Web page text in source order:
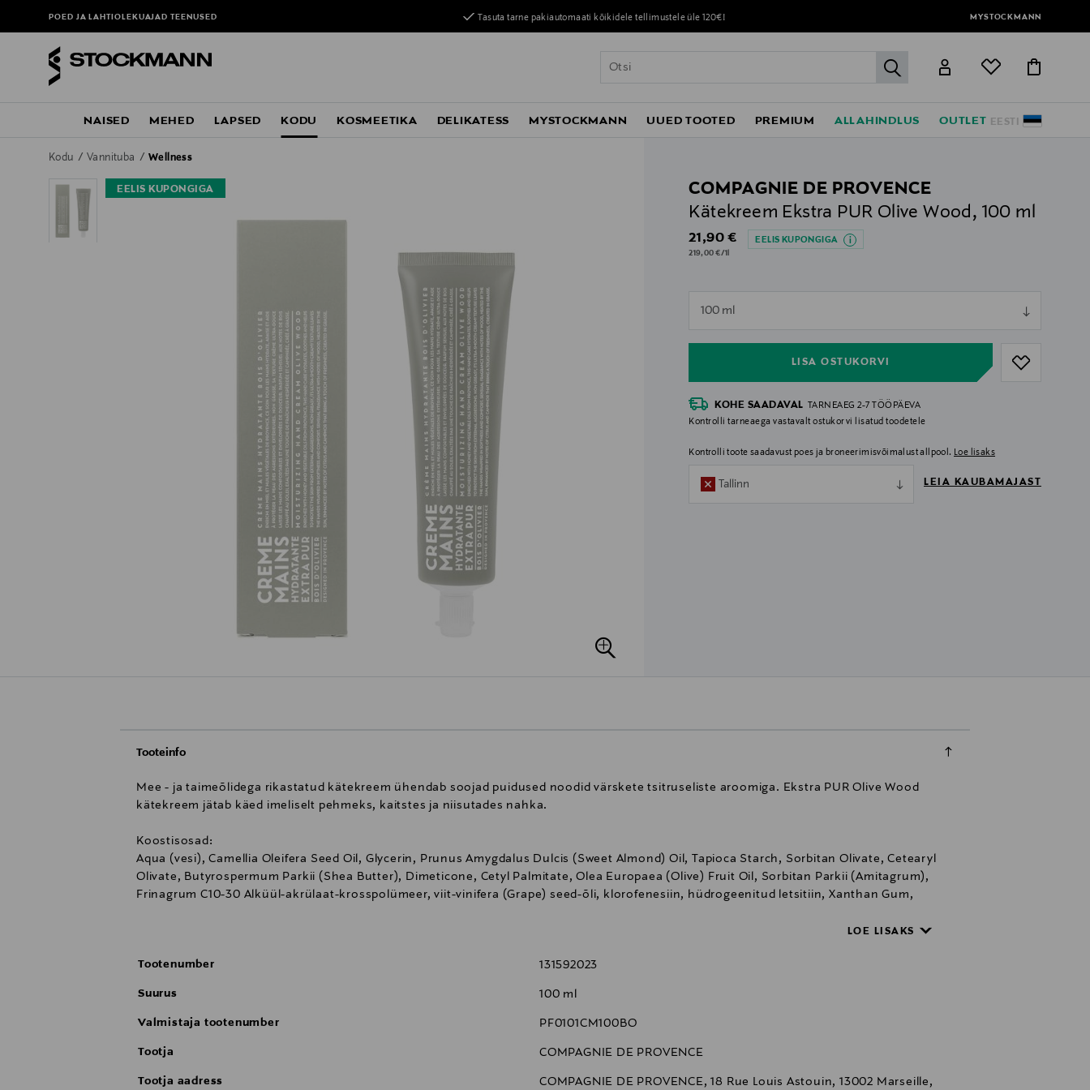
POED JA LAHTIOLEKUAJADTEENUSED Tasuta tarne pakiautomaati kõikidele tellimustele üle 120€! MYSTOCKMANN
label.header.go
EESTI
NAISED MEHED LAPSED KODU KOSMEETIKA DELIKATESS MYSTOCKMANN UUED TOOTED PREMIUM ALLAHINDLUS OUTLET
Kodu Vannituba Wellness
EELIS KUPONGIGA
COMPAGNIE DE PROVENCE
Kätekreem Ekstra PUR Olive Wood, 100 ml
Original Price
21,90 € EELIS KUPONGIGA
219,00 €/1l
100 ml
LISA OSTUKORVI
null
KOHE SAADAVAL
TARNEAEG 2-7 TÖÖPÄEVA
Kontrolli tarneaega vastavalt ostukorvi lisatud toodetele
Kontrolli toote saadavust poes ja broneerimisvõimalust allpool. Loe lisaks
Tallinn LEIA KAUBAMAJAST
Tooteinfo
Mee - ja taimeõlidega rikastatud kätekreem ühendab soojad puidused noodid värskete tsitruseliste aroomiga. Ekstra PUR Olive Wood
kätekreem jätab käed imeliselt pehmeks, kaitstes ja niisutades nahka.
Koostisosad:
Aqua (vesi), Camellia Oleifera Seed Oil, Glycerin, Prunus Amygdalus Dulcis (Sweet Almond) Oil, Tapioca Starch, Sorbitan Olivate, Cetearyl
Olivate, Butyrospermum Parkii (Shea Butter), Dimeticone, Cetyl Palmitate, Olea Europaea (Olive) Fruit Oil, Sorbitan Parkii (Amitagrum),
Frinagrum C10-30 Alküül-akrülaat-krosspolümeer, viit-vinifera (Grape) seed-õli, klorofenesiin, hüdrogeenitud letsitiin, Xanthan Gum,
metüülsilenool, Limonool, ol, Alfa-Iometüül-Ionoon, bensüülsalitsülaat, kumariin, Helianthus Annuus (päevalill) Seed Oil, Tocopherol,
LOE LISAKS
Tootenumber 131592023
Suurus 100 ml
Valmistaja tootenumber PF0101CM100BO
Tootja COMPAGNIE DE PROVENCE
Tootja aadress
COMPAGNIE DE PROVENCE, 18 Rue Louis Astouin, 13002 Marseille,